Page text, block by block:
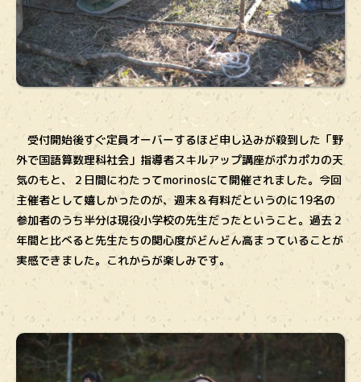
受付開始後すぐ定員オーバーするほど申し込みが殺到した「野
外で国語算数理科社会」指導者スキルアップ講座がポカポカの天
気のもと、２日間にわたってmorinosにて開催されました。今回
主催者として嬉しかったのが、週末＆有料だというのに19名の
参加者のうち半分は現役小学校の先生だったということ。過去２
年間と比べると先生たちの関心度がどんどん高まっていることが
実感できました。これからが楽しみです。